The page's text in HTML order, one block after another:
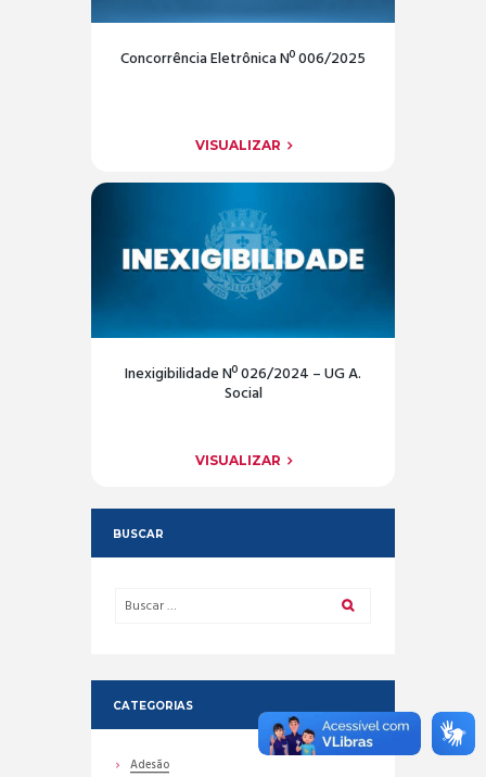
Concorrência Eletrônica Nº 006/2025
VISUALIZAR
Inexigibilidade Nº 026/2024 – UG A.
Social
VISUALIZAR
BUSCAR
CATEGORIAS
Adesão